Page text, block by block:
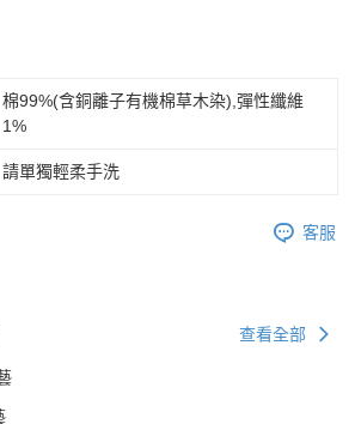
棉99%(含銅離子有機棉草木染),彈性纖維
1%
請單獨輕柔手洗
客服
查看全部